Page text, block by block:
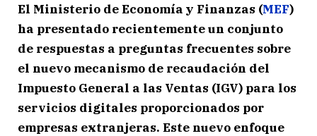
El Ministerio de Economía y Finanzas (MEF)
ha presentado recientemente un conjunto
de respuestas a preguntas frecuentes sobre
el nuevo mecanismo de recaudación del
Impuesto General a las Ventas (IGV) para los
servicios digitales proporcionados por
empresas extranjeras. Este nuevo enfoque